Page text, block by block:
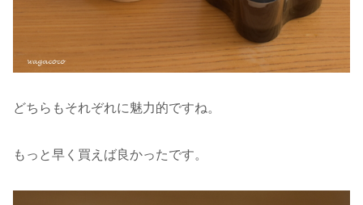
どちらもそれぞれに魅力的ですね。
もっと早く買えば良かったです。